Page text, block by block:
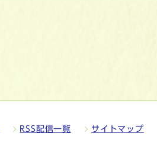
RSS配信一覧 サイトマップ